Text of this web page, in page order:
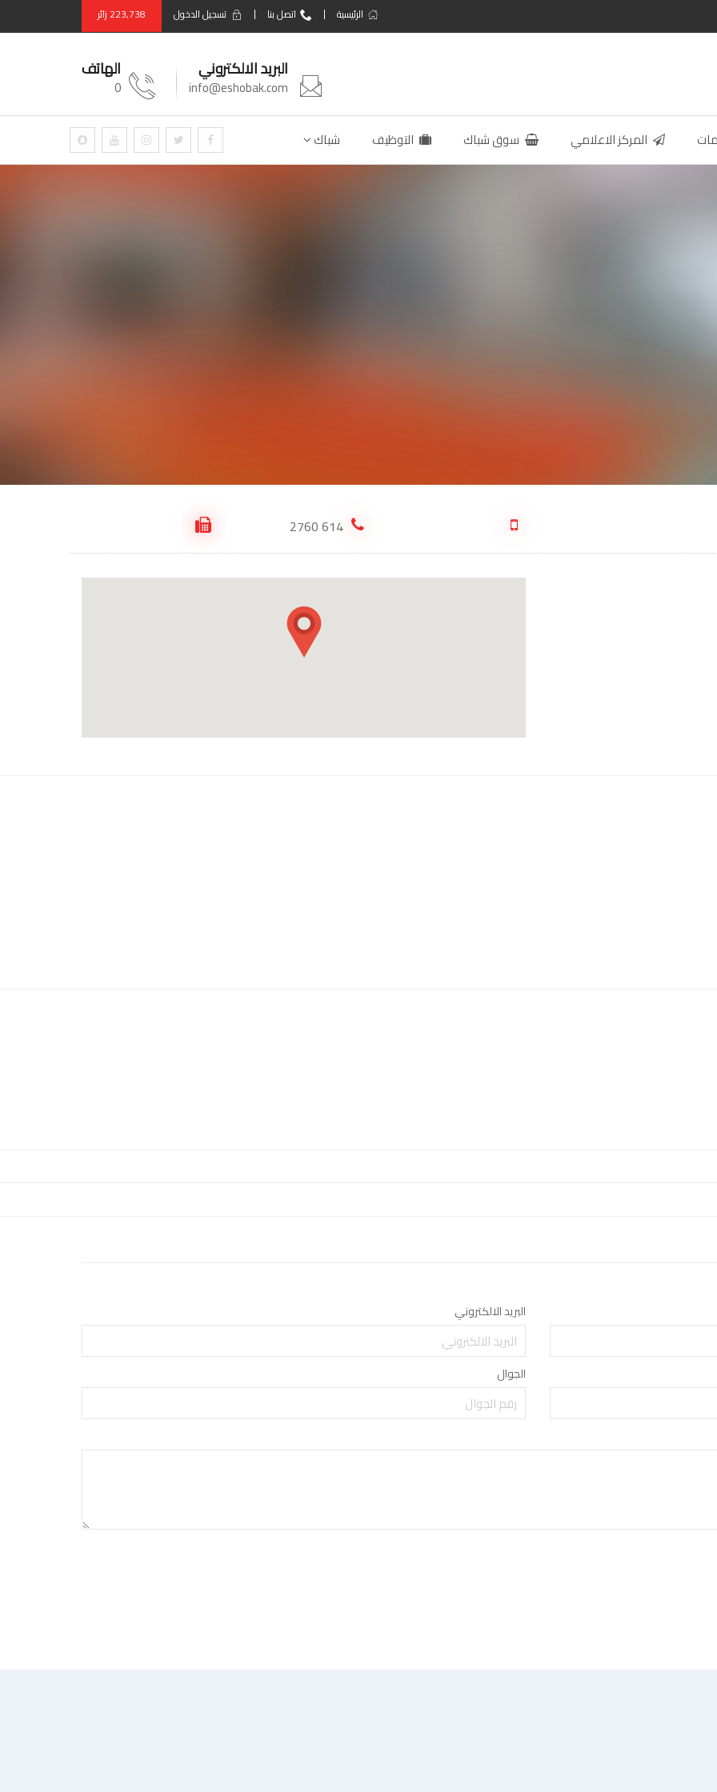
الرئيسية اتصل بنا تسجيل الدخول 223,738 زائر
الهاتف
0
البريد الالكتروني
info@eshobak.com
المركز الاعلامي سوق شباك التوظيف شباك
614 2760
البريد الالكتروني
الجوال